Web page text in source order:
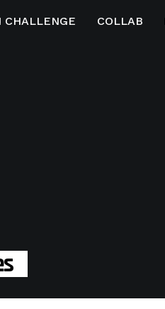
CHALLENGE COLLAB